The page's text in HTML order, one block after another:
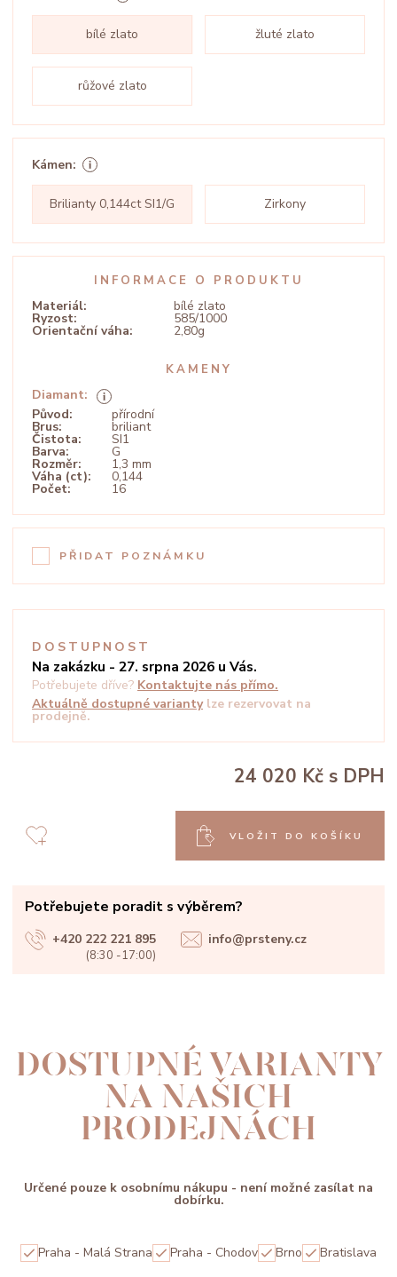
bílé zlato žluté zlato
růžové zlato
Kámen:
Brilianty 0,144ct SI1/G Zirkony
INFORMACE O PRODUKTU
Materiál: bílé zlato
Ryzost: 585/1000
Orientační váha: 2,80g
KAMENY
Diamant:
Původ:
přírodní
Brus: briliant
Čistota: SI1
Barva: G
Rozměr: 1,3 mm
Váha (ct): 0,144
Počet: 16
PŘIDAT POZNÁMKU
DOSTUPNOST
Na zakázku - 27. srpna 2026 u Vás.
Potřebujete dříve? Kontaktujte nás přímo.
Aktuálně dostupné varianty lze rezervovat na
prodejně.
24 020 Kč s DPH
VLOŽIT DO KOŠÍKU
Potřebujete poradit s výběrem?
+420 222 221 895
(8:30 -17:00)
info@prsteny.cz
DOSTUPNÉ VARIANTY
NA NAŠICH
PRODEJNÁCH
Určené pouze k osobnímu nákupu - není možné zasílat na
dobírku.
Praha - Malá Strana Praha - Chodov Brno Bratislava